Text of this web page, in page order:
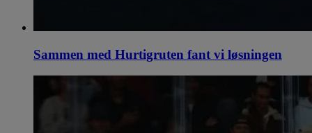
Sammen med Hurtigruten fant vi løsningen